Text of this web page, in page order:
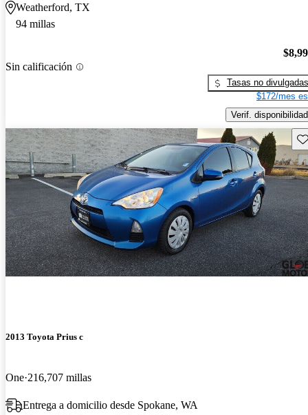
Weatherford, TX
94 millas
Sin calificación
Tasas no divulgadas
$172/mes
Verif. disponibilidad
2013 Toyota Prius c
One 216,707 millas
Entrega a domicilio desde Spokane, WA